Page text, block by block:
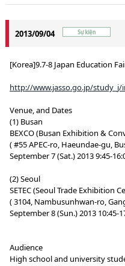
2013/09/04
[Korea]9.7-8 Japan Education
http://www.jasso.go.jp/study_j/
Venue, and Dates
(1) Busan
BEXCO (Busan Exhibition &
( #55 APEC-ro, Haeundae-gu,
September 7 (Sat.) 2013 9:45-
(2) Seoul
SETEC (Seoul Trade Exhibition
( 3104, Nambusunhwan-ro,
September 8 (Sun.) 2013 10:45-
Audience
High school and university